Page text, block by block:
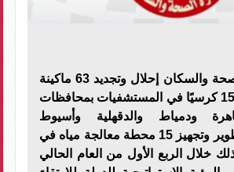
أعلنت وزارة الصحة والسكان إحلال وتجديد 63 ماكينة
غسيل كلوي و151 كرسيًا في المستشفيات بمحافظات
ودمياط والدقهلية وأسيوط
ومطروح، مع تطوير وتجهيز 15 محطة معالجة مياه في
خلال الربع الأول من العام الحالي